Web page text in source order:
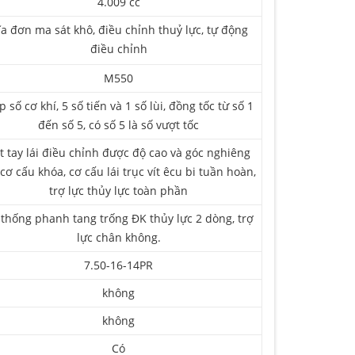
đơn ma sát khô, điều chỉnh thuỷ lực, tự động
điều chỉnh
M550
số cơ khí, 5 số tiến và 1 số lùi, đồng tốc từ số 1
đến số 5, có số 5 là số vượt tốc
tay lái điều chỉnh được độ cao và góc nghiêng
cấu khóa, cơ cấu lái trục vít êcu bi tuần hoàn,
trợ lực thủy lực toàn phần
thống phanh tang trống ĐK thủy lực 2 dòng, trợ
lực chân không.
7.50-16-14PR
không
không
Có